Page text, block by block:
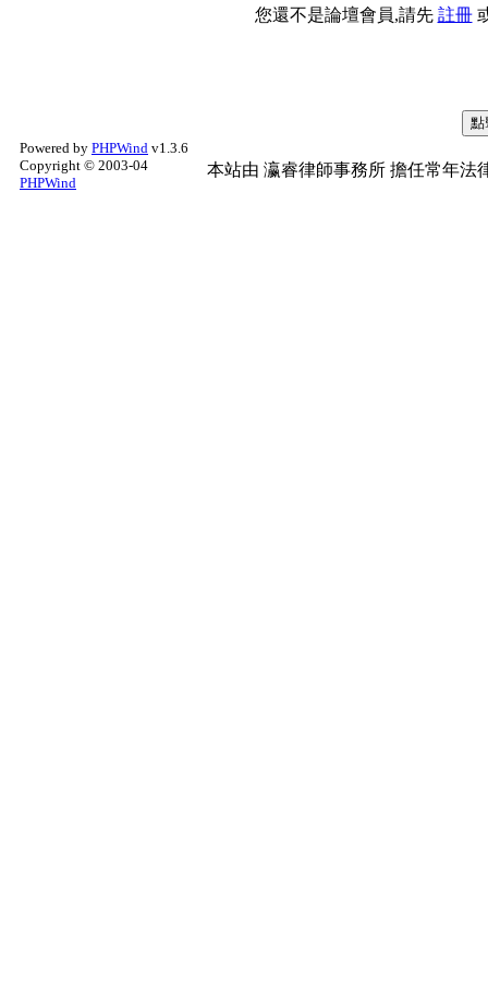
您還不是論壇會員,請先 註冊
Powered by PHPWind v1.3.6
Copyright © 2003-04
PHPWind
本站由 瀛睿律師事務所 擔任常年法